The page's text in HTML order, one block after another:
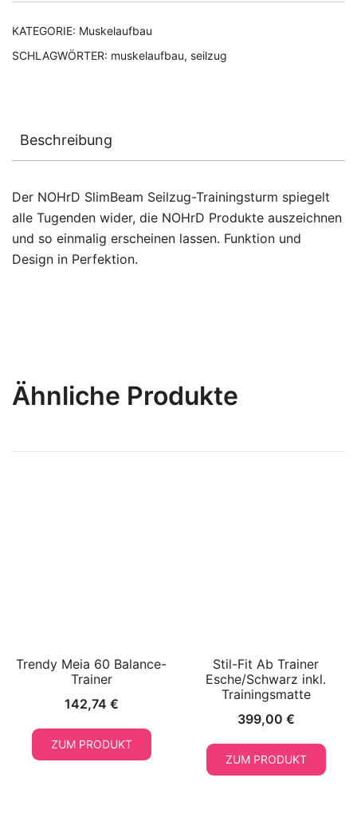
KATEGORIE: Muskelaufbau
SCHLAGWÖRTER: muskelaufbau, seilzug
Beschreibung
Der NOHrD SlimBeam Seilzug-Trainingsturm spiegelt
alle Tugenden wider, die NOHrD Produkte auszeichnen
und so einmalig erscheinen lassen. Funktion und
Design in Perfektion.
Ähnliche Produkte
Trendy Meia 60 Balance-
Trainer
142,74 €
ZUM PRODUKT
Stil-Fit Ab Trainer
Esche/Schwarz inkl.
Trainingsmatte
399,00 €
ZUM PRODUKT